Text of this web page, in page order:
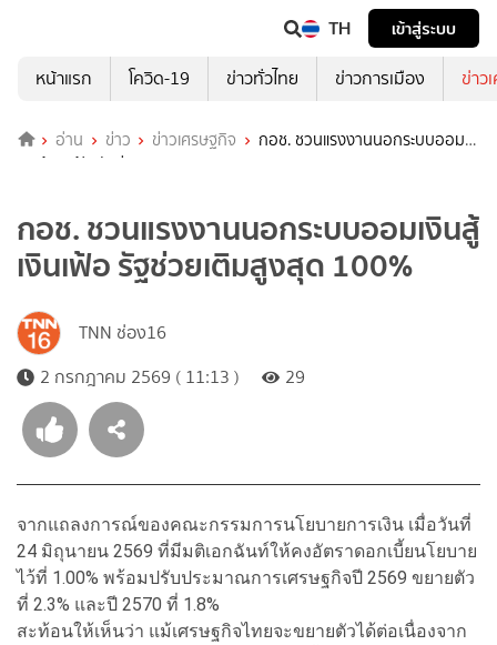
TH
เข้าสู่ระบบ
หน้าแรก
โควิด-19 ข่าวทั่วไทย ข่าวการเมือง ข่าว
อ่าน ข่าว ข่าวเศรษฐกิจ
กอช. ชวนแรงงานนอกระบบออม
เงินสู้เงินเฟ้อ รัฐช่วยเติมสูงสุด 100%
กอช. ชวนแรงงานนอกระบบออมเงินสู้
เงินเฟ้อ รัฐช่วยเติมสูงสุด 100%
TNN ช่อง16
2 กรกฎาคม 2569 ( 11:13 )
29
จากแถลงการณ์ของคณะกรรมการนโยบายการเงิน เมื่อวันที่
24 มิถุนายน 2569 ที่มีมติเอกฉันท์ให้คงอัตราดอกเบี้ยนโยบาย
ไว้ที่ 1.00% พร้อมปรับประมาณการเศรษฐกิจปี 2569 ขยายตัว
ที่ 2.3% และปี 2570 ที่ 1.8%
สะท้อนให้เห็นว่า แม้เศรษฐกิจไทยจะขยายตัวได้ต่อเนื่องจาก